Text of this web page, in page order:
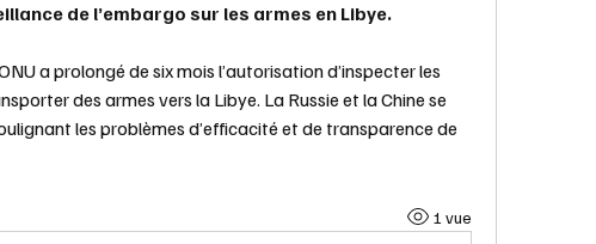
de l’embargo sur les armes en Libye.
a prolongé de six mois l’autorisation d’inspecter les
des armes vers la Libye. La Russie et la Chine se
les problèmes d’efficacité et de transparence de
1 vue